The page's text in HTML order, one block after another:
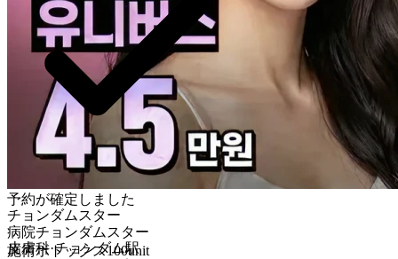
チョンダムスター
皮膚科·チョンダム駅
予約が確定しました
病院チョンダムスター
施術ボトックス100unit